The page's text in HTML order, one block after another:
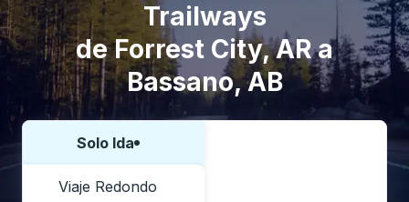
Trailways
de Forrest City, AR a
Bassano, AB
Elija una forma o viaje de ida y vuelta:
Solo Ida
Viaje Redondo